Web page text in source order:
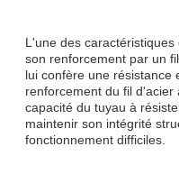
L'une des
son renforcement par un
lui confère une résistance
renforcement du fil
capacité du tuyau à
maintenir son intégrité
fonctionnement difficiles.